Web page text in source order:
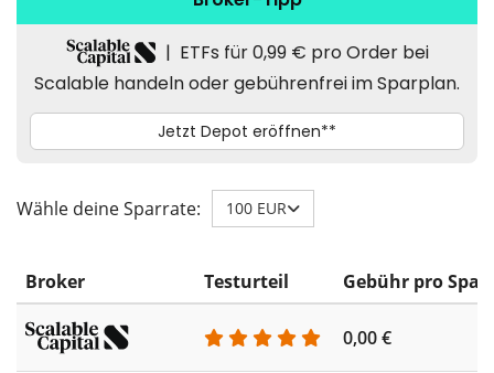
Wähle deine Sparrate: 100 EUR
Broker Testurteil Gebühr pro
0,00 €